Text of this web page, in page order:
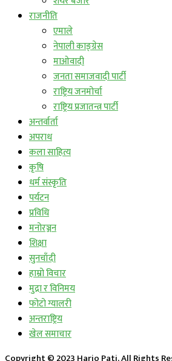
राजनीति
एमाले
नेपाली काङ्ग्रेस
माओवादी
जनता समाजवादी पार्टी
राष्ट्रिय जनमोर्चा
राष्ट्रिय प्रजातन्त्र पार्टी
अन्तर्वार्ता
अपराध
कला साहित्य
कृषि
धर्म संस्कृति
पर्यटन
प्रविधि
मनोरञ्जन
शिक्षा
सुनचाँदी
हाम्रो विचार
मुद्रा र विनिमय
फोटो ग्यालरी
अन्तराष्ट्रिय
खेल समाचार